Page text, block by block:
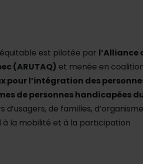
est pilotée par l’Alliance
(ARUTAQ) et menée en
pour l’intégration des
de personnes handicapées
de familles,
la mobilité et à la participation